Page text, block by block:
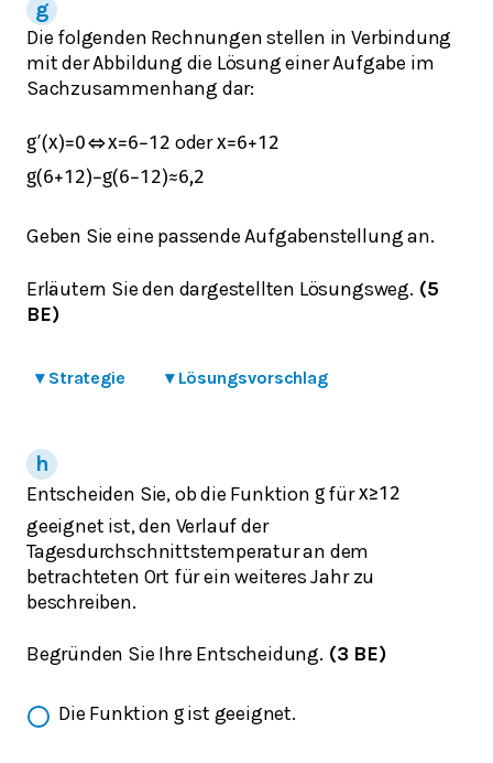
Die folgenden Rechnungen stellen in Verbindung
mit der Abbildung die Lösung einer Aufgabe im
Sachzusammenhang dar:
g′(x)=0⇔x=6−12 oderx=6+12
g(6+12)−g(6−12)≈6,2
Geben Sie eine passende Aufgabenstellung an.
Erläutern Sie den dargestellten Lösungsweg. (5
BE)
▾ Strategie ▾ Lösungsvorschlag
Entscheiden Sie, ob die Funktion gfürx≥12
geeignet ist, den Verlauf der
Tagesdurchschnittstemperatur an dem
betrachteten Ort für ein weiteres Jahr zu
beschreiben.
Begründen Sie Ihre Entscheidung. (3 BE)
Die Funktion gist geeignet.